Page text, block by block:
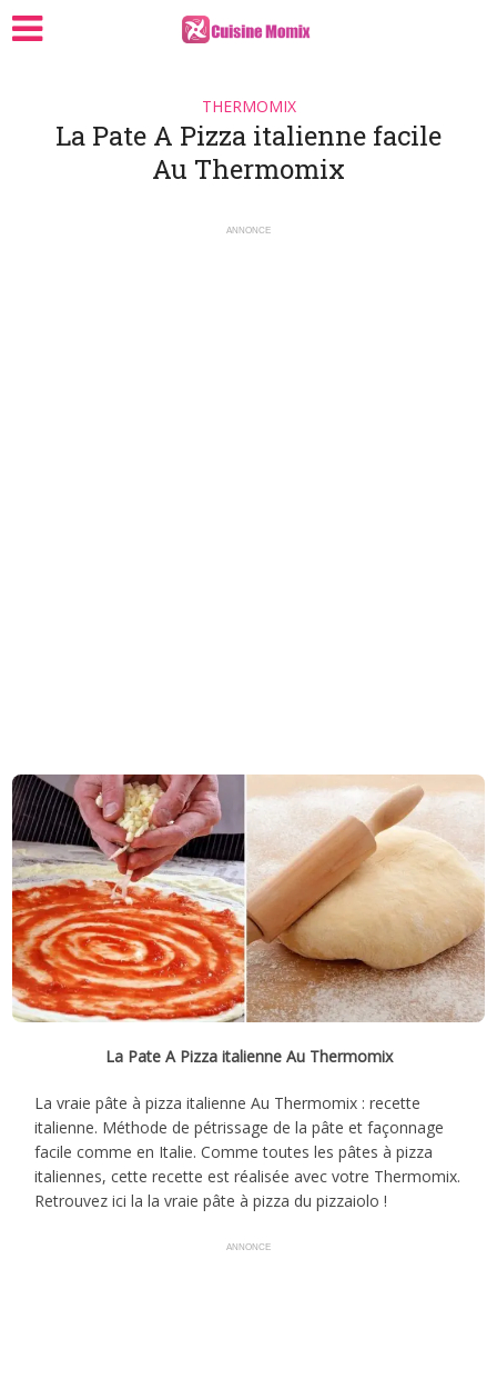
THERMOMIX
La Pate A Pizza italienne facile
Au Thermomix
ANNONCE
La Pate A Pizza italienne Au Thermomix
La vraie pâte à pizza italienne Au Thermomix : recette
italienne. Méthode de pétrissage de la pâte et façonnage
facile comme en Italie. Comme toutes les pâtes à pizza
italiennes, cette recette est réalisée avec votre Thermomix.
Retrouvez ici la la vraie pâte à pizza du pizzaiolo !
ANNONCE